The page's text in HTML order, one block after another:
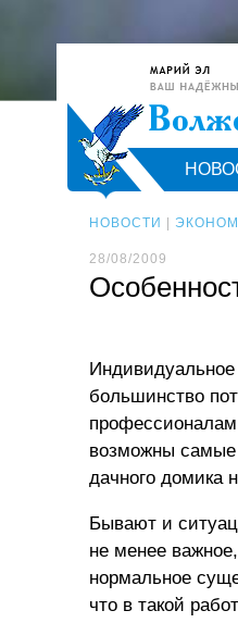
НОВОСТИ
28/08/2009
большинство
возможны самые
дачного домика
Бывают и
не менее
нормальное
что в такой